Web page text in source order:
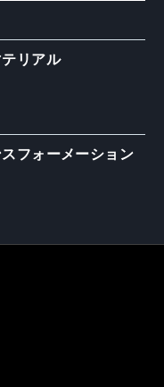
リアル
フォーメーション